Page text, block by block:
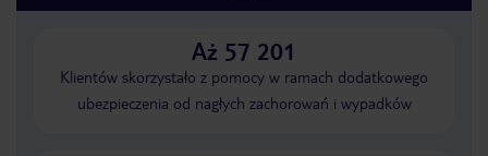
Aż 57 201
Klientów skorzystało z pomocy w ramach dodatkowego
ubezpieczenia od nagłych zachorowań i wypadków